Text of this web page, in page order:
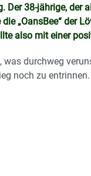
Der 38-jährige, der
„OansBee“ der
also mit einer
durchweg
noch zu entrinnen.